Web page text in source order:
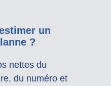
un
?
nettes du
du numéro et